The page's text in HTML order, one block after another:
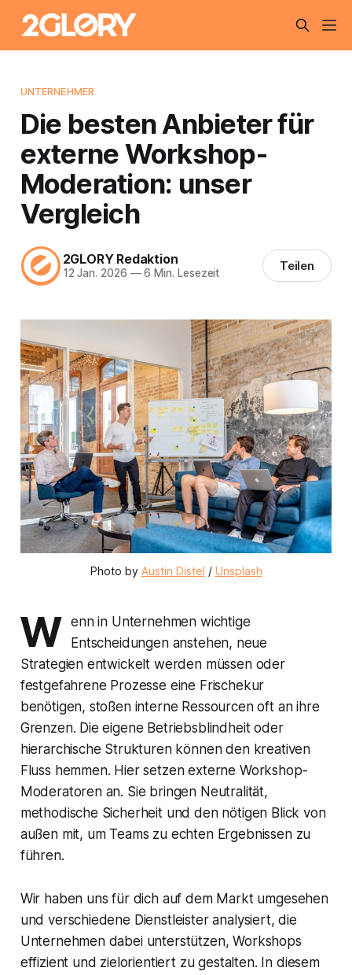
UNTERNEHMER
Die besten Anbieter für
externe Workshop-
Moderation: unser
Vergleich
2GLORY Redaktion
12 Jan. 2026 —6 Min. Lesezeit Teilen
Photo by Austin Distel / Unsplash
W enn in Unternehmen wichtige
Entscheidungen anstehen, neue
Strategien entwickelt werden müssen oder
festgefahrene Prozesse eine Frischekur
benötigen, stoßen interne Ressourcen oft an ihre
Grenzen. Die eigene Betriebsblindheit oder
hierarchische Strukturen können den kreativen
Fluss hemmen. Hier setzen externe Workshop-
Moderatoren an. Sie bringen Neutralität,
methodische Sicherheit und den nötigen Blick von
außen mit, um Teams zu echten Ergebnissen zu
führen.
Wir haben uns für dich auf dem Markt umgesehen
und verschiedene Dienstleister analysiert, die
Unternehmen dabei unterstützen, Workshops
effizient und zielorientiert zu gestalten. In diesem